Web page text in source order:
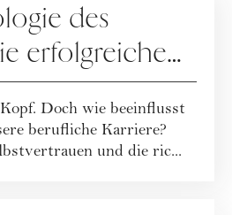
des
erfolgreiche
Doch wie beeinflusst
berufliche Karriere?
und die ric...